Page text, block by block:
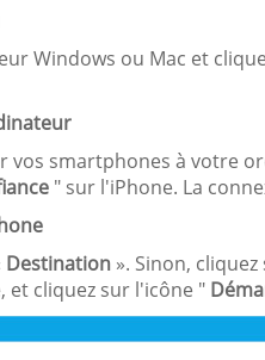
Windows ou Mac et
vos smartphones à votre
" sur l'iPhone. La
Destination ». Sinon,
et cliquez sur l'icône "